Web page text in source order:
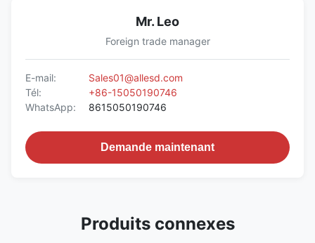
Mr. Leo
Foreign trade manager
E-mail:
Sales01@allesd.com
Tél:
+86-15050190746
WhatsApp:
8615050190746
Demande maintenant
Produits connexes